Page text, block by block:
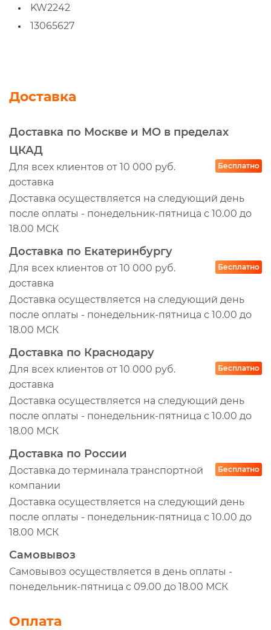
KW2242
13065627
Доставка
Доставка по Москве и МО в пределах
ЦКАД
Для всех клиентов от 10 000 руб.
доставка
Бесплатно
Доставка осуществляется на следующий день
после оплаты - понедельник-пятница с 10.00 до
18.00 МСК
Доставка по Екатеринбургу
Для всех клиентов от 10 000 руб.
доставка
Бесплатно
Доставка осуществляется на следующий день
после оплаты - понедельник-пятница с 10.00 до
18.00 МСК
Доставка по Краснодару
Для всех клиентов от 10 000 руб.
доставка
Бесплатно
Доставка осуществляется на следующий день
после оплаты - понедельник-пятница с 10.00 до
18.00 МСК
Доставка по России
Доставка до терминала транспортной
компании
Бесплатно
Доставка осуществляется на следующий день
после оплаты - понедельник-пятница с 10.00 до
18.00 МСК
Самовывоз
Самовывоз осуществляется в день оплаты -
понедельник-пятница с 09.00 до 18.00 МСК
Оплата